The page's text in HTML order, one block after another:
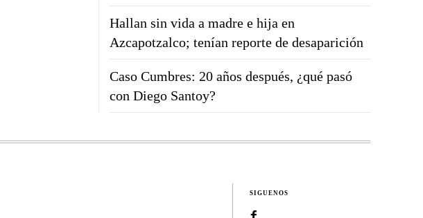
Hallan sin vida a madre e hija en
Azcapotzalco; tenían reporte de desaparición
Caso Cumbres: 20 años después, ¿qué pasó
con Diego Santoy?
SIGUENOS